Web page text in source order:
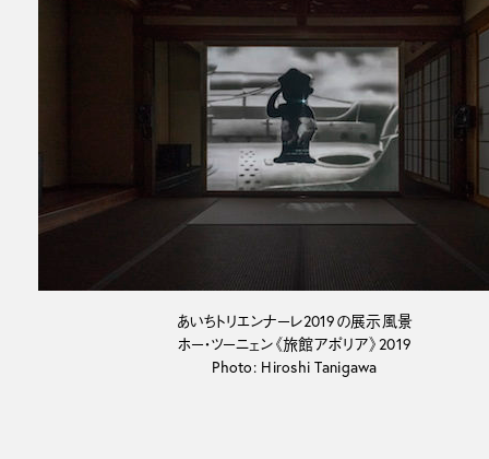
あいちトリエンナーレ2019の展示風景
ホー・ツーニェン《旅館アポリア》2019
Photo: Hiroshi Tanigawa